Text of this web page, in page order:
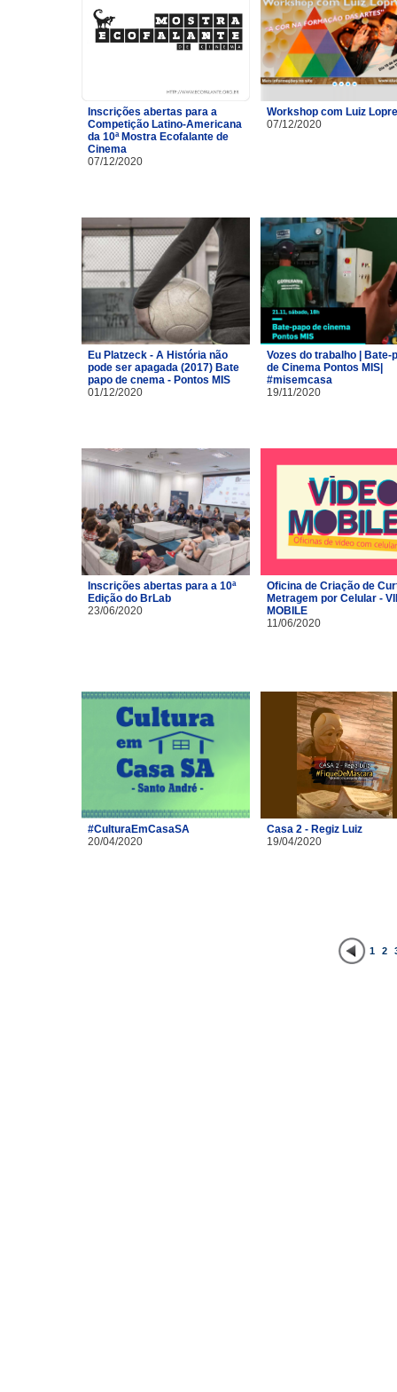
Inscrições abertas para a
Competição Latino-Americana
da 10ª Mostra Ecofalante de
Cinema
07/12/2020
Workshop com Luiz
07/12/2020
Eu Platzeck - A História não
pode ser apagada (2017) Bate
papo de cnema - Pontos MIS
01/12/2020
Vozes do trabalho | Bate-
de Cinema Pontos MIS|
#misemcasa
19/11/2020
Inscrições abertas para a 10ª
Edição do BrLab
23/06/2020
Oficina de Criação de
Metragem por Celular -
MOBILE
11/06/2020
#CulturaEmCasaSA
20/04/2020
Casa 2 - Regiz Luiz
19/04/2020
1 2